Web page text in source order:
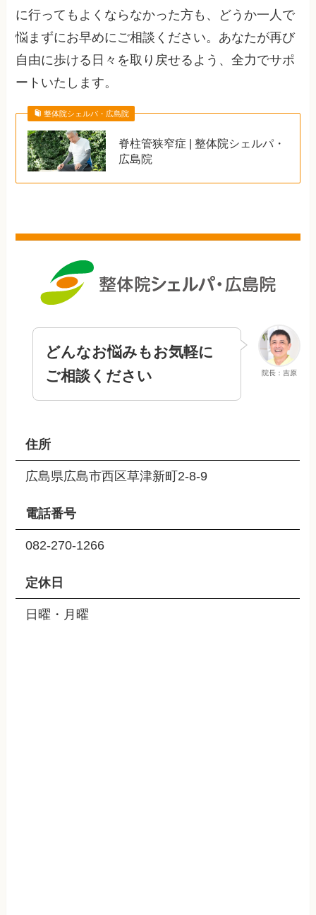
に行ってもよくならなかった方も、どうか一人で
悩まずにお早めにご相談ください。あなたが再び
自由に歩ける日々を取り戻せるよう、全力でサポ
ートいたします。
整体院シェルパ・広島院
脊柱管狭窄症 | 整体院シェルパ・
広島院
院長：吉原
どんなお悩みもお気軽に
ご相談ください
住所
広島県広島市西区草津新町2-8-9
電話番号
082-270-1266
定休日
日曜・月曜